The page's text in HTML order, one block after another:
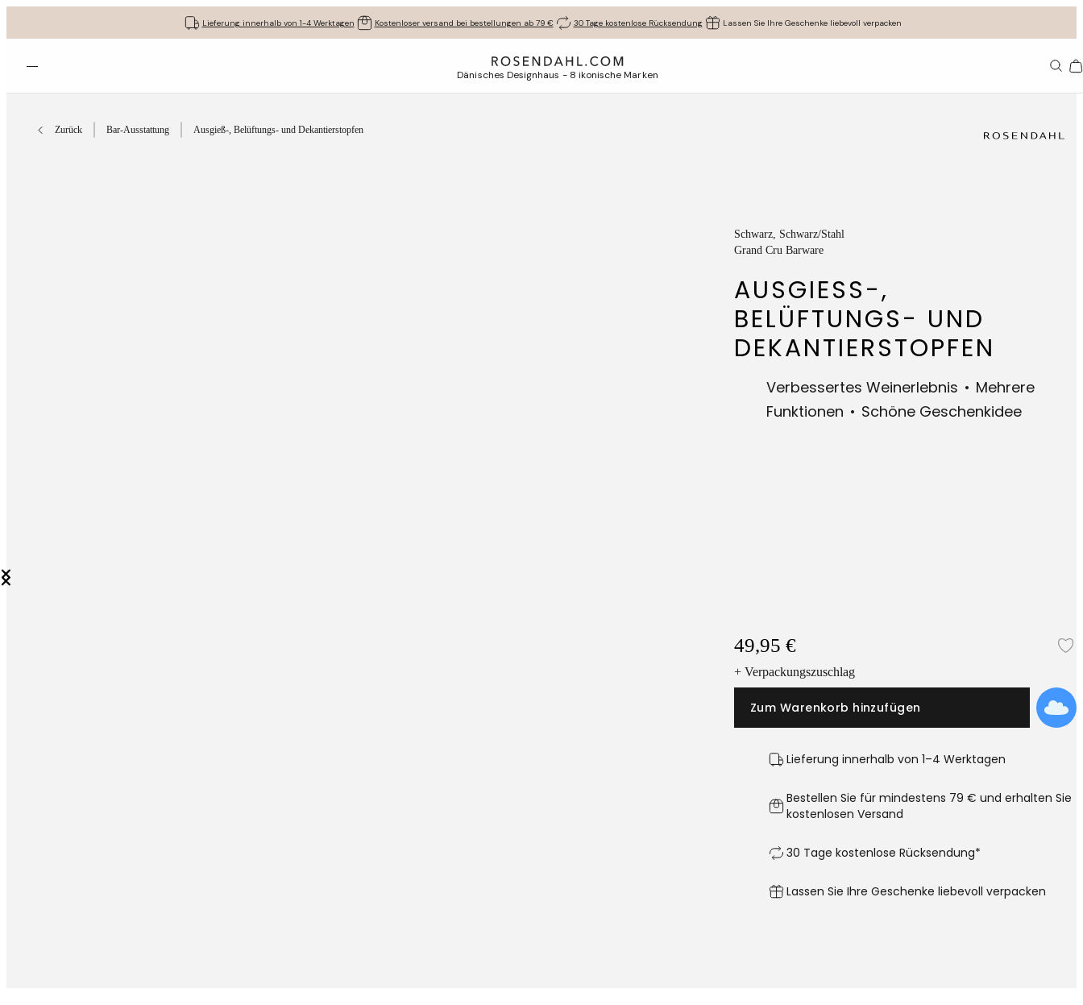
Lieferung innerhalb von 1-4 Werktagen Kostenloser versand bei bestellungen ab 79 € 30 Tage kostenlose Rücksendung Lassen Sie Ihre Geschenke liebevoll verpacken
Menü öffnen Dänisches Designhaus - 8 ikonische Marken
Zurück Bar-Ausstattung Ausgieß-, Belüftungs- und Dekantierstopfen
Schwarz , Schwarz/Stahl
Grand Cru Barware
AUSGIESS-, B
ELÜFTUNGS- UND D
EKANTIERSTOPFEN
Verbessertes Weinerlebnis
Mehrere
Funktionen
Schöne Geschenkidee
49,95 €
+ Verpackungszuschlag
Zum Warenkorb hinzufügen
Lieferung innerhalb von 1–4 Werktagen
Bestellen Sie für mindestens 79 € und erhalten Sie
kostenlosen Versand
30 Tage kostenlose Rücksendung*
Lassen Sie Ihre Geschenke liebevoll verpacken